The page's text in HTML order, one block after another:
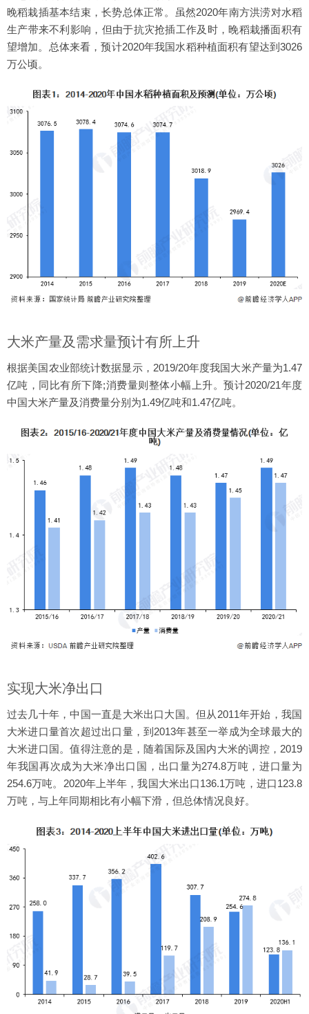
晚稻栽插基本结束，长势总体正常。虽然2020年南方洪涝对水稻
生产带来不利影响，但由于抗灾抢插工作及时，晚稻栽播面积有
望增加。总体来看，预计2020年我国水稻种植面积有望达到3026
万公顷。
大米产量及需求量预计有所上升
根据美国农业部统计数据显示，2019/20年度我国大米产量为1.47
亿吨，同比有所下降;消费量则整体小幅上升。预计2020/21年度
中国大米产量及消费量分别为1.49亿吨和1.47亿吨。
实现大米净出口
过去几十年，中国一直是大米出口大国。但从2011年开始，我国
大米进口量首次超过出口量，到2013年甚至一举成为全球最大的
大米进口国。值得注意的是，随着国际及国内大米的调控，2019
年我国再次成为大米净出口国，出口量为274.8万吨，进口量为
254.6万吨。2020年上半年，我国大米出口136.1万吨，进口123.8
万吨，与上年同期相比有小幅下滑，但总体情况良好。